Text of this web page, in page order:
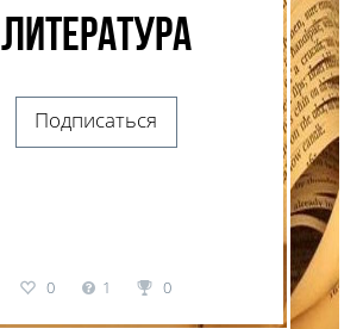
Литература
Подписаться
0 1 0